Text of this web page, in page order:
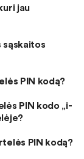
jau
sąskaitos
PIN kodą?
PIN kodo „i-
PIN kodą?